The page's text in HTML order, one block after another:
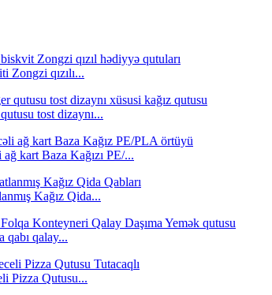
Zongzi qızılı...
tost dizaynı...
kart Baza Kağızı PE/...
Kağız Qida...
qalay...
Pizza Qutusu...